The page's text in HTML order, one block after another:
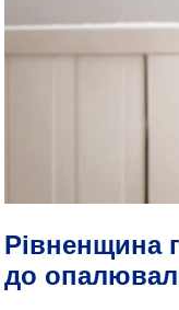
Рівненщина
до